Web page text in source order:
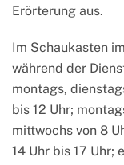
Erörterung aus.
Im Schaukasten
während der
montags,
bis 12 Uhr;
mittwochs von 8
14 Uhr bis 17 Uhr;